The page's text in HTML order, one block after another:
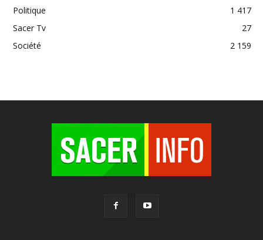
Politique
1 417
Sacer Tv
27
Société
2 159